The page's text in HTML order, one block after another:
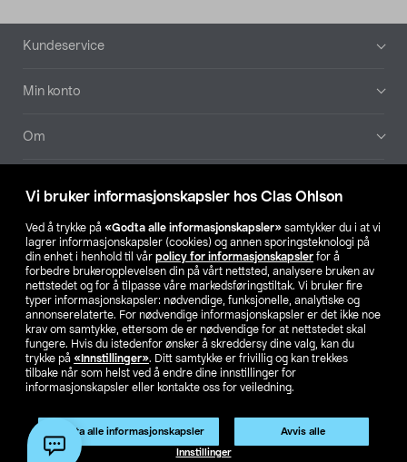
Vi bruker informasjonskapsler hos Clas Ohlson
Ved å trykke på «Godta alle informasjonskapsler» samtykker du i at vi
lagrer informasjonskapsler (cookies) og annen sporingsteknologi på
din enhet i henhold til vår policy for informasjonskapsler for å
forbedre brukeropplevelsen din på vårt nettsted, analysere bruken av
nettstedet og for å tilpasse våre markedsføringstiltak. Vi bruker fire
typer informasjonskapsler: nødvendige, funksjonelle, analytiske og
annonserelaterte. For nødvendige informasjonskapsler er det ikke noe
krav om samtykke, ettersom de er nødvendige for at nettstedet skal
fungere. Hvis du istedenfor ønsker å skreddersy dine valg, kan du
trykke på «Innstillinger». Ditt samtykke er frivillig og kan trekkes
tilbake når som helst ved å endre dine innstillinger for
informasjonskapsler eller kontakte oss for veiledning.
Godta alle informasjonskapsler Avvis alle
Innstillinger
Bunntekst
Kundeservice
Min konto
Om
Våre selskaper
Finn din butikk
SE NO FI
Privacy statement Medlemsvilkår Kjøpsvilkår
For bedrifter
Endre til priser ekskl. moms